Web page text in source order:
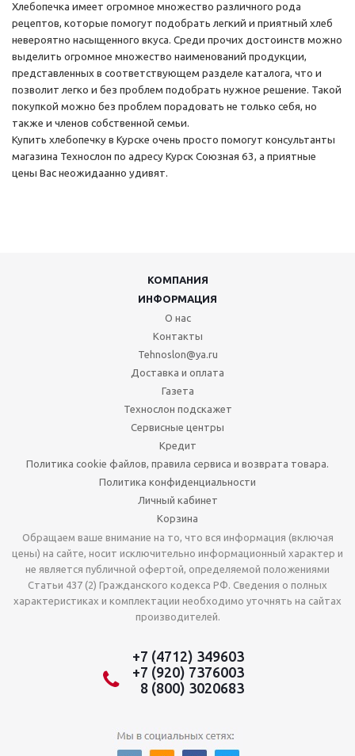
Хлебопечка имеет огромное множество различного рода
рецептов, которые помогут подобрать легкий и приятный хлеб
невероятно насыщенного вкуса. Среди прочих достоинств можно
выделить огромное множество наименований продукции,
представленных в соответствующем разделе каталога, что и
позволит легко и без проблем подобрать нужное решение. Такой
покупкой можно без проблем порадовать не только себя, но
также и членов собственной семьи.
Купить хлебопечку в Курске очень просто помогут консультанты
магазина Технослон по адресу Курск Союзная 63, а приятные
цены Вас неожидаанно удивят.
КОМПАНИЯ
ИНФОРМАЦИЯ
О нас
Контакты
Tehnoslon@ya.ru
Доставка и оплата
Газета
Технослон подскажет
Сервисные центры
Кредит
Политика cookie файлов, правила сервиса и возврата товара.
Политика конфиденциальности
Личный кабинет
Корзина
Обращаем ваше внимание на то, что вся информация (включая
цены) на сайте, носит исключительно информационный характер и
не является публичной офертой, определяемой положениями
Статьи 437 (2) Гражданского кодекса РФ. Сведения о полных
характеристиках и комплектации необходимо уточнять на сайтах
производителей.
+7 (4712) 349603
+7 (920) 7376003
8 (800) 3020683